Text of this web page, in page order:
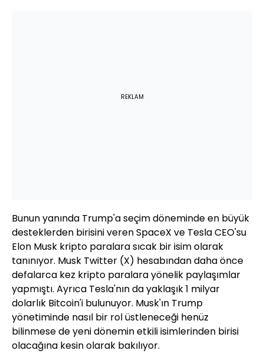
REKLAM
Bunun yanında Trump'a seçim döneminde en büyük
desteklerden birisini veren SpaceX ve Tesla CEO'su
Elon Musk kripto paralara sıcak bir isim olarak
tanınıyor. Musk Twitter (X) hesabından daha önce
defalarca kez kripto paralara yönelik paylaşımlar
yapmıştı. Ayrıca Tesla'nın da yaklaşık 1 milyar
dolarlık Bitcoin'i bulunuyor. Musk'ın Trump
yönetiminde nasıl bir rol üstleneceği henüz
bilinmese de yeni dönemin etkili isimlerinden birisi
olacağına kesin olarak bakılıyor.